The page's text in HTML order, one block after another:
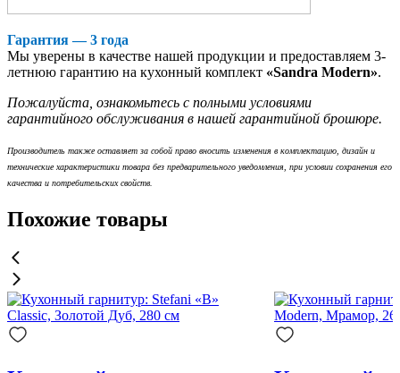
Гарантия — 3 года
Мы уверены в качестве нашей продукции и предоставляем 3-
летнюю гарантию на кухонный комплект «Sandra Modern».
Пожалуйста, ознакомьтесь с полными условиями
гарантийного обслуживания в нашей гарантийной брошюре.
Производитель также оставляет за собой право вносить изменения в комплектацию, дизайн и
технические характеристики товара без предварительного уведомления, при условии сохранения его
качества и потребительских свойств.
Похожие товары